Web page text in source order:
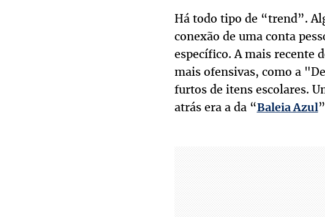
Há todo tipo de “trend”.
conexão de uma conta
específico. A mais recente
mais ofensivas, como a
furtos de itens escolares.
atrás era a da “Baleia Azul